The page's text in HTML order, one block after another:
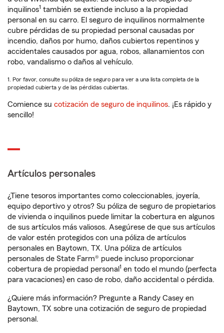
inquilinos1 también se extiende incluso a la propiedad
personal en su carro. El seguro de inquilinos normalmente
cubre pérdidas de su propiedad personal causadas por
incendio, daños por humo, daños cubiertos repentinos y
accidentales causados por agua, robos, allanamientos con
robo, vandalismo o daños al vehículo.
1. Por favor, consulte su póliza de seguro para ver a una lista completa de la
propiedad cubierta y de las pérdidas cubiertas.
Comience su cotización de seguro de inquilinos. ¡Es rápido y
sencillo!
Artículos personales
¿Tiene tesoros importantes como coleccionables, joyería,
equipo deportivo y otros? Su póliza de seguro de propietarios
de vivienda o inquilinos puede limitar la cobertura en algunos
de sus artículos más valiosos. Asegúrese de que sus artículos
de valor estén protegidos con una póliza de artículos
personales en Baytown, TX. Una póliza de artículos
personales de State Farm® puede incluso proporcionar
cobertura de propiedad personal 1 en todo el mundo (perfecta
para vacaciones) en caso de robo, daño accidental o pérdida.
¿Quiere más información? Pregunte a Randy Casey en
Baytown, TX sobre una cotización de seguro de propiedad
personal.